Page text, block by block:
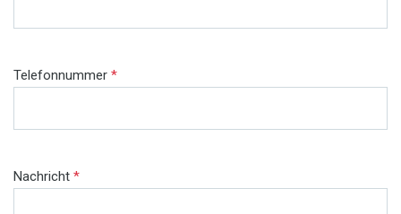
Telefonnummer *
Nachricht *